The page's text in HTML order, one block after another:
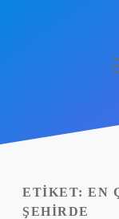
Yasal Uyarı
ETIKET: EN
ŞEHIRDE